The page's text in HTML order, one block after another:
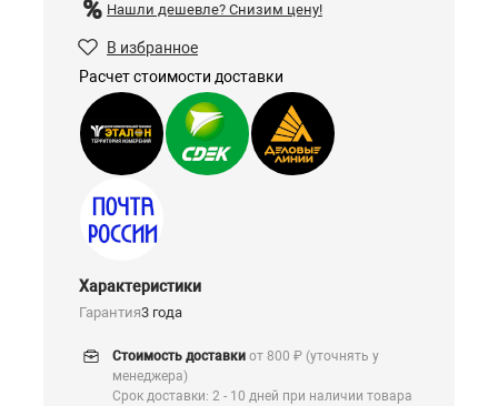
Нашли дешевле? Снизим цену!
В избранное
Расчет стоимости доставки
Характеристики
Гарантия3 года
Стоимость доставки от 800 ₽ (уточнять у
менеджера)
Срок доставки: 2 - 10 дней при наличии товара